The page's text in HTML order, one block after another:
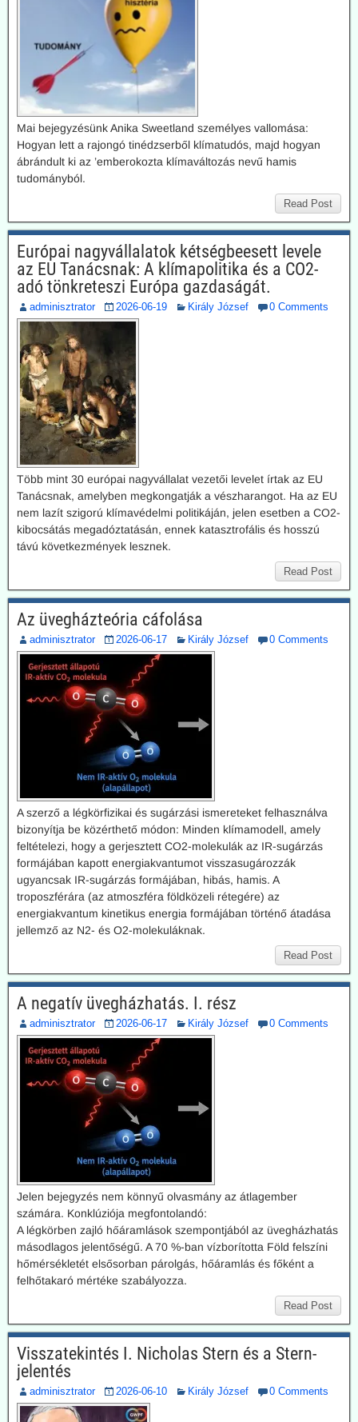
Mai bejegyzésünk Anika Sweetland személyes vallomása:
Hogyan lett a rajongó tinédzserből klímatudós, majd hogyan
ábrándult ki az ’emberokozta klímaváltozás nevű hamis
tudományból.
Read Post
Európai nagyvállalatok kétségbeesett levele
az EU Tanácsnak: A klímapolitika és a CO2-
adó tönkreteszi Európa gazdaságát.
adminisztrator 2026-06-19 Király József 0 Comments
Több mint 30 európai nagyvállalat vezetői levelet írtak az EU
Tanácsnak, amelyben megkongatják a vészharangot. Ha az EU
nem lazít szigorú klímavédelmi politikáján, jelen esetben a CO2-
kibocsátás megadóztatásán, ennek katasztrofális és hosszú
távú következmények lesznek.
Read Post
Az üvegházteória cáfolása
adminisztrator 2026-06-17 Király József 0 Comments
A szerző a légkörfizikai és sugárzási ismereteket felhasználva
bizonyítja be közérthető módon: Minden klímamodell, amely
feltételezi, hogy a gerjesztett CO2-molekulák az IR-sugárzás
formájában kapott energiakvantumot visszasugározzák
ugyancsak IR-sugárzás formájában, hibás, hamis. A
troposzférára (az atmoszféra földközeli rétegére) az
energiakvantum kinetikus energia formájában történő átadása
jellemző az N2- és O2-molekuláknak.
Read Post
A negatív üvegházhatás. I. rész
adminisztrator 2026-06-17 Király József 0 Comments
Jelen bejegyzés nem könnyű olvasmány az átlagember
számára. Konklúziója megfontolandó:
A légkörben zajló hőáramlások szempontjából az üvegházhatás
másodlagos jelentőségű. A 70 %-ban vízborította Föld felszíni
hőmérsékletét elsősorban párolgás, hőáramlás és főként a
felhőtakaró mértéke szabályozza.
Read Post
Visszatekintés I. Nicholas Stern és a Stern-
jelentés
adminisztrator 2026-06-10 Király József 0 Comments